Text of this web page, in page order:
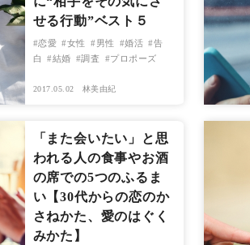
せる行動”ベスト５
恋愛 女性 男性 婚活
告
白
結婚 調査 プロポーズ
2017.05.02 林美由紀
「また会いたい」と思
われる人の食事やお酒
の席での5つのふるま
い【30代からの恋のか
さねかた、愛のはぐく
みかた】